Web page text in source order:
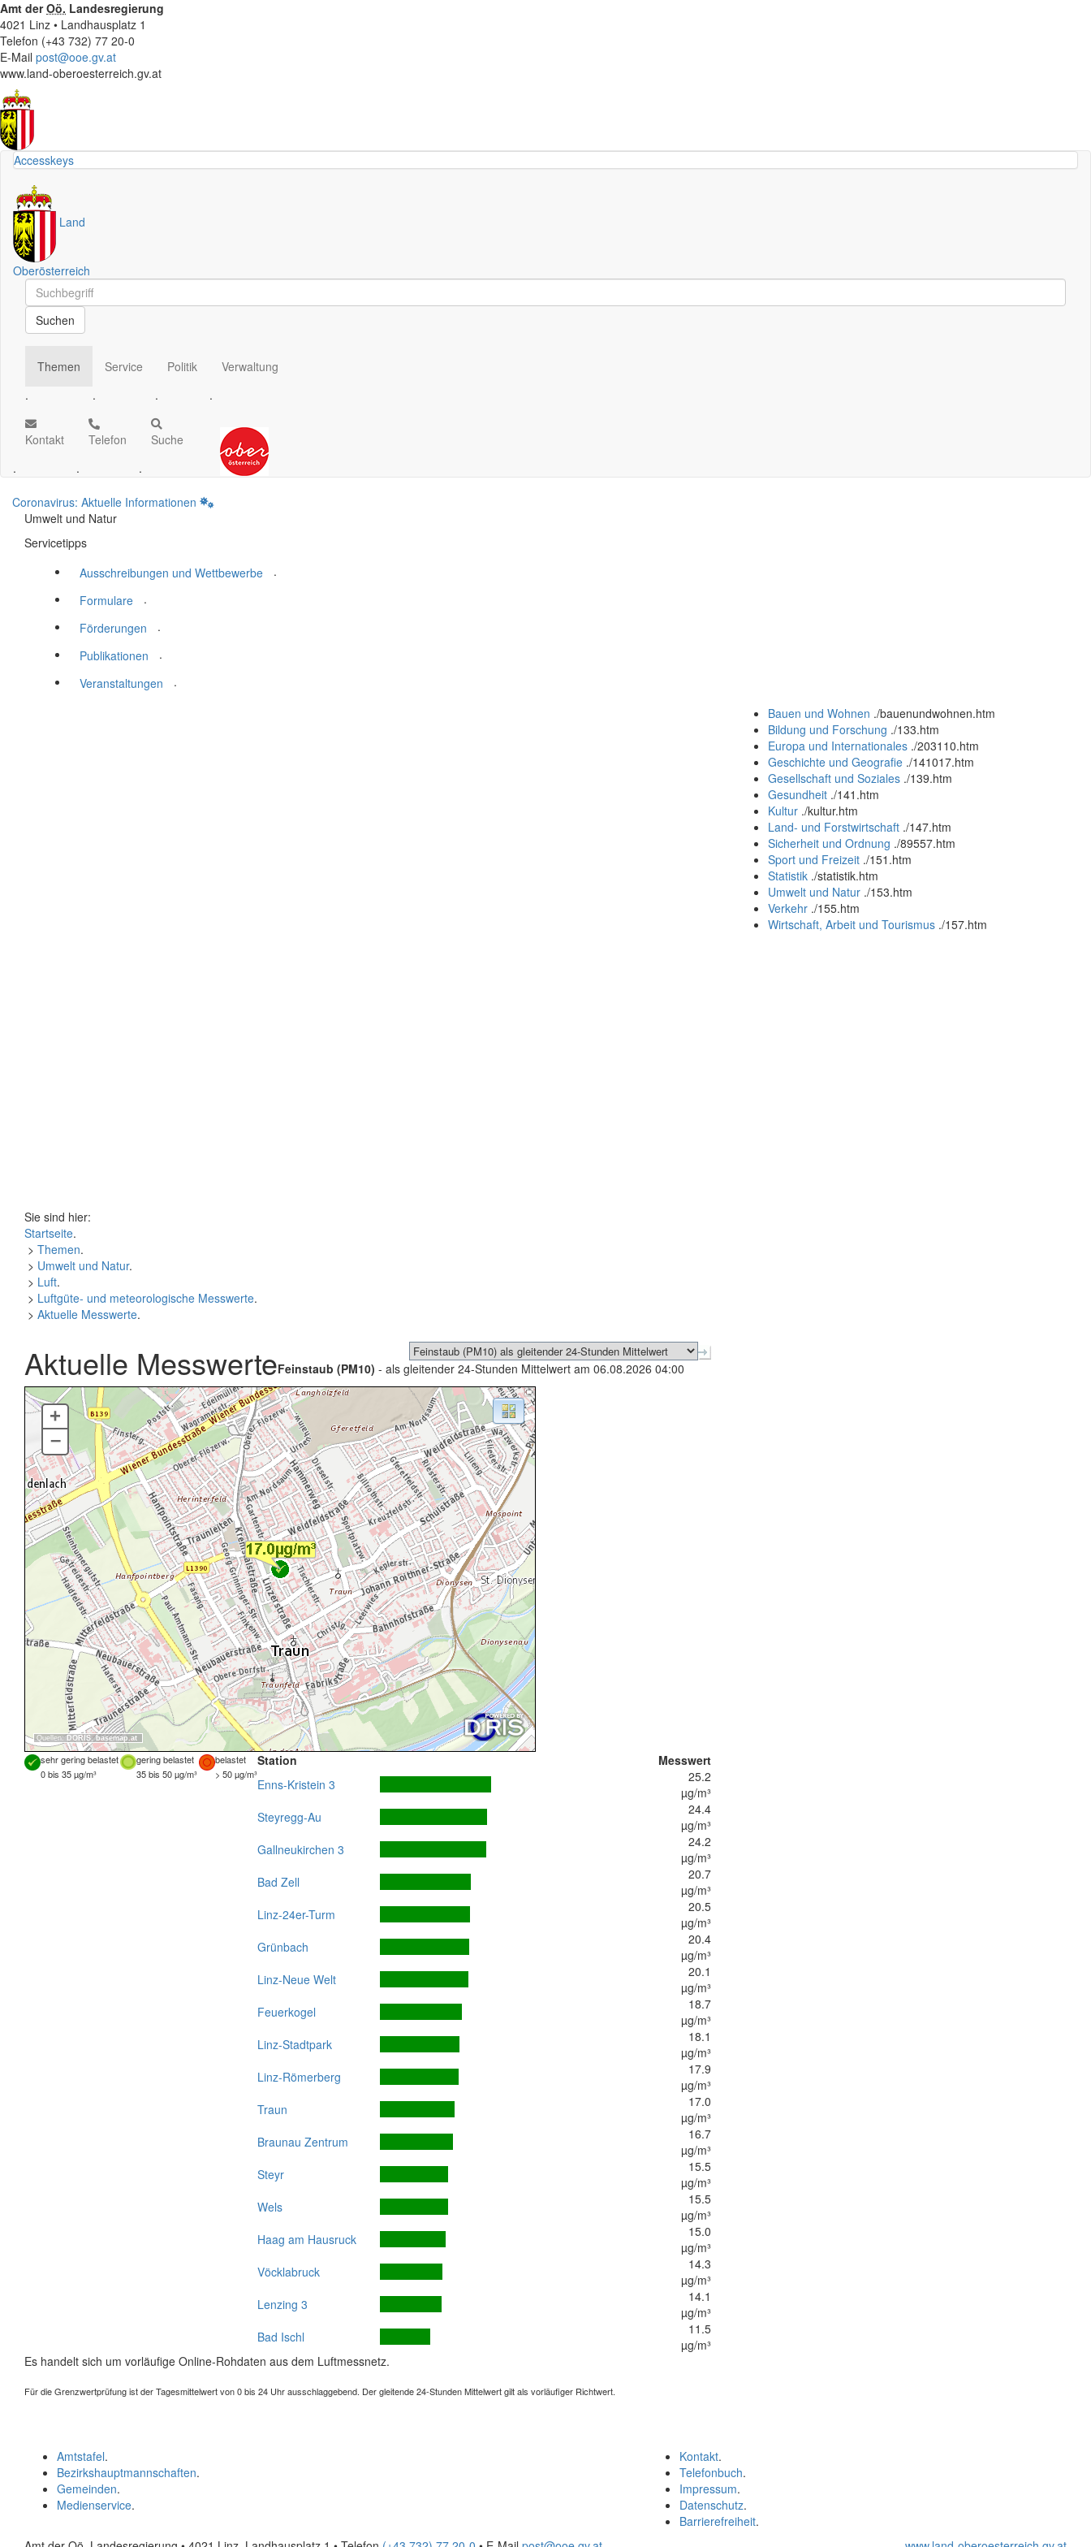
Amt derOö. Landesregierung
4021 Linz • Landhausplatz 1
Telefon (+43 732) 77 20-0
E-Mail post@ooe.gv.at
www.land-oberoesterreich.gv.at
Accesskeys
Land
Oberösterreich
Schnellsuche
Schnellsuche
Suchen
Themen
.
Service
.
Politik
.
Verwaltung
.
Kontakt
.
Telefon
.
Suche
.
Coronavirus: Aktuelle Informationen
Umwelt und Natur
Servicetipps
Ausschreibungen und Wettbewerbe
.
Formulare
.
Förderungen
.
Publikationen
.
Veranstaltungen
.
Bauen und Wohnen ./bauenundwohnen.htm
Bildung und Forschung ./133.htm
Europa und Internationales ./203110.htm
Geschichte und Geografie ./141017.htm
Gesellschaft und Soziales ./139.htm
Gesundheit ./141.htm
Kultur ./kultur.htm
Land- und Forstwirtschaft ./147.htm
Sicherheit und Ordnung ./89557.htm
Sport und Freizeit ./151.htm
Statistik ./statistik.htm
Umwelt und Natur ./153.htm
Verkehr ./155.htm
Wirtschaft, Arbeit und Tourismus ./157.htm
Sie sind hier:
Startseite.
> Themen.
> Umwelt und Natur.
> Luft.
> Luftgüte- und meteorologische Messwerte.
> Aktuelle Messwerte.
Aktuelle MesswerteFeinstaub (PM10) - als gleitender 24-Stunden Mittelwert am 06.08.2026 04:00
Quellen: DORIS, basemap.at
+
–
sehr gering belastet gering belastet
belastet
0 bis 35 µg/m³
35 bis 50 µg/m³ > 50 µg/m³
Station
Messwert
Enns-Kristein 3
25.2
µg/m³
Steyregg-Au
24.4
µg/m³
Gallneukirchen 3
24.2
µg/m³
Bad Zell
20.7
µg/m³
Linz-24er-Turm
20.5
µg/m³
Grünbach
20.4
µg/m³
Linz-Neue Welt
20.1
µg/m³
Feuerkogel
18.7
µg/m³
Linz-Stadtpark
18.1
µg/m³
Linz-Römerberg
17.9
µg/m³
Traun
17.0
µg/m³
Braunau Zentrum
16.7
µg/m³
Steyr
15.5
µg/m³
Wels
15.5
µg/m³
Haag am Hausruck
15.0
µg/m³
Vöcklabruck
14.3
µg/m³
Lenzing 3
14.1
µg/m³
Bad Ischl
11.5
µg/m³
Es handelt sich um vorläufige Online-Rohdaten aus dem Luftmessnetz.
Für die Grenzwertprüfung ist der Tagesmittelwert von 0 bis 24 Uhr ausschlaggebend. Der gleitende 24-Stunden Mittelwert gilt als vorläufiger Richtwert.
Kontakt.
Telefonbuch.
Impressum.
Datenschutz.
Barrierefreiheit.
Amtstafel.
Bezirkshauptmannschaften.
Gemeinden.
Medienservice.